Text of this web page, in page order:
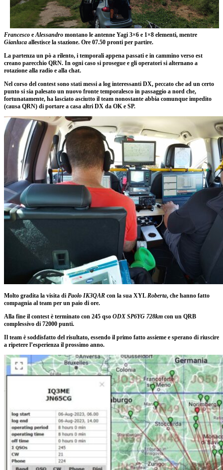
Francesco eAlessandro montano le antenne Yagi 3×6 e 1×8 elementi, mentre
Gianluca allestisce la stazione. Ore 07.50 pronti per partire.
La partenza un pò a rilento, i temporali appena passati e in cammino verso est
creano parecchio QRN. In ogni caso si prosegue e gli operatori si alternano a
rotazione alla radio e alla chat.
Nel corso del contest sono stati messi a log interessanti DX, peccato che ad un certo
punto si sia palesato un nuovo fronte temporalesco in passaggio a nord che,
fortunatamente, ha lasciato asciutto il team nonostante abbia comunque impedito
(causa QRN) di portare a casa altri DX da OK e SP.
Molto gradita la visita di Paolo IK3QAR con la sua XYLRoberta, che hanno fatto
compagnia al team per un paio di ore.
Alla fine il contest è terminato con 245 qso ODX SP6YG 728km con un QRB
complessivo di 72000 punti.
Il team è soddisfatto del risultato, essendo il primo fatto assieme e sperano di riuscire
a ripetere l’esperienza il prossimo anno.